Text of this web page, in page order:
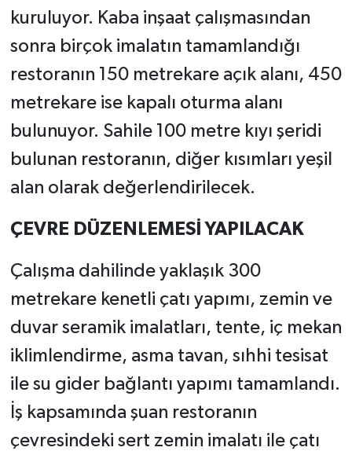
kuruluyor. Kaba inşaat çalışmasından
sonra birçok imalatın tamamlandığı
restoranın 150 metrekare açık alanı, 450
metrekare ise kapalı oturma alanı
bulunuyor. Sahile 100 metre kıyı şeridi
bulunan restoranın, diğer kısımları yeşil
alan olarak değerlendirilecek.
ÇEVRE DÜZENLEMESİ YAPILACAK
Çalışma dahilinde yaklaşık 300
metrekare kenetli çatı yapımı, zemin ve
duvar seramik imalatları, tente, iç mekan
iklimlendirme, asma tavan, sıhhi tesisat
ile su gider bağlantı yapımı tamamlandı.
İş kapsamında şuan restoranın
çevresindeki sert zemin imalatı ile çatı